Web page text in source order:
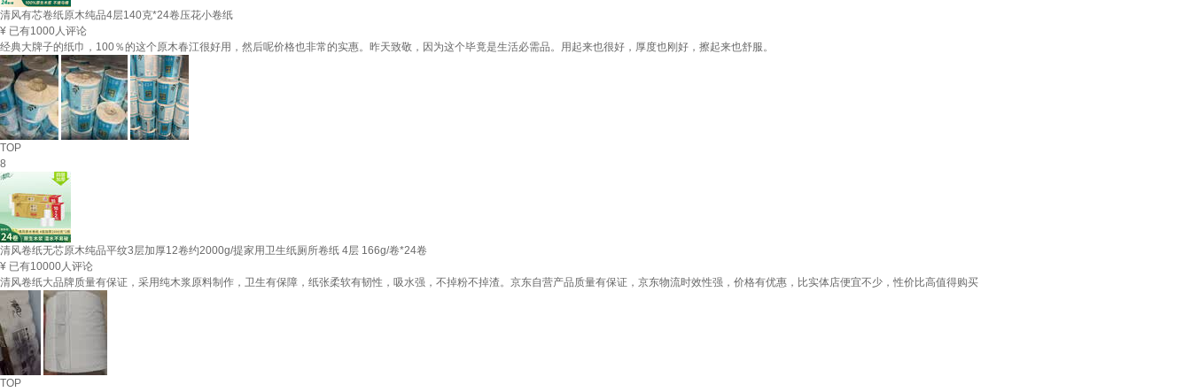
清风有芯卷纸原木纯品4层140克*24卷压花小卷纸
¥ 已有1000人评论
经典大牌子的纸巾，100％的这个原木春江很好用，然后呢价格也非常的实惠。昨天致敬，因为这个毕竟是生活必需品。用起来也很好，厚度也刚好，擦起来也舒服。
TOP
8
清风卷纸无芯原木纯品平纹3层加厚12卷约2000g/提家用卫生纸厕所卷纸 4层 166g/卷*24卷
¥ 已有10000人评论
清风卷纸大品牌质量有保证，采用纯木浆原料制作，卫生有保障，纸张柔软有韧性，吸水强，不掉粉不掉渣。京东自营产品质量有保证，京东物流时效性强，价格有优惠，比实体店便宜不少，性价比高值得购买
TOP